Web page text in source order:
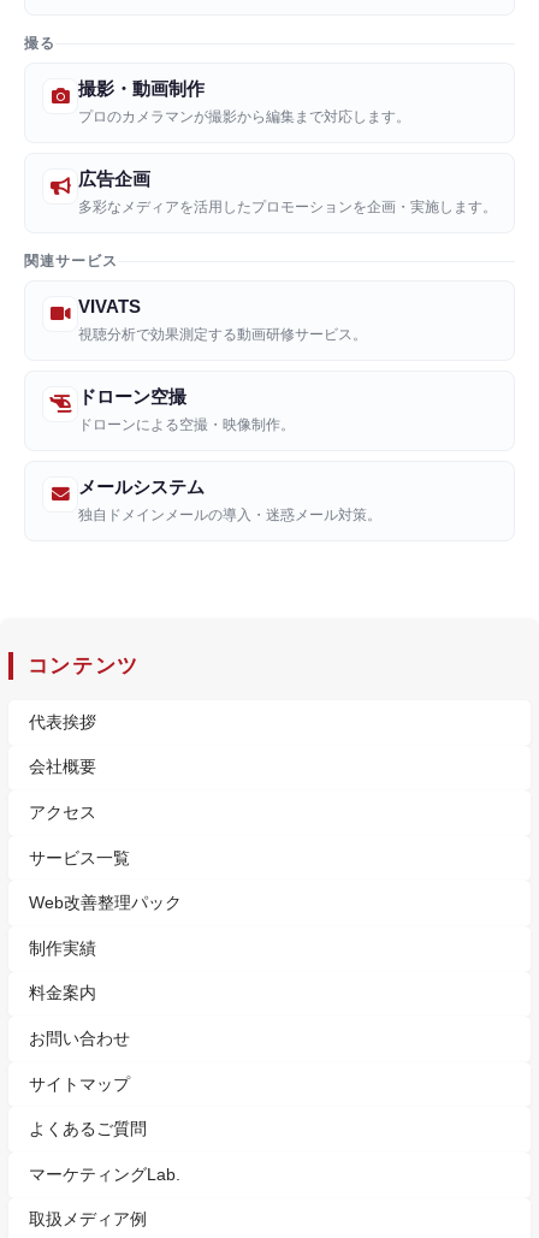
撮る
撮影・動画制作
プロのカメラマンが撮影から編集まで対応します。
広告企画
多彩なメディアを活用したプロモーションを企画・実施します。
関連サービス
VIVATS
視聴分析で効果測定する動画研修サービス。
ドローン空撮
ドローンによる空撮・映像制作。
メールシステム
独自ドメインメールの導入・迷惑メール対策。
コンテンツ
代表挨拶
会社概要
アクセス
サービス一覧
Web改善整理パック
制作実績
料金案内
お問い合わせ
サイトマップ
よくあるご質問
マーケティングLab.
取扱メディア例